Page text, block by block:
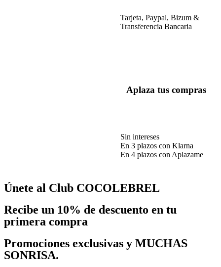
Tarjeta, Paypal, Bizum &
Transferencia Bancaria
Aplaza tus compras
Sin intereses
En 3 plazos con Klarna
En 4 plazos con Aplazame
Únete al Club COCOLEBREL
Recibe un 10% de descuento en tu
primera compra
Promociones exclusivas y MUCHAS
SONRISA.